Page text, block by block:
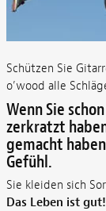
Schützen Sie
o’wood alle
Wenn Sie
zerkratzt
gemacht
Gefühl.
Sie kleiden sich
Das Leben ist gut!